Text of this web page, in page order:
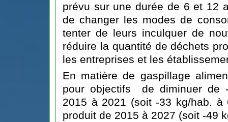
prévu sur une durée de 6 et 12
de changer les modes de
tenter de leurs inculquer de
réduire la quantité de déchets
les entreprises et les
En matière de gaspillage
pour objectifs de diminuer de
2015 à 2021 (soit -33 kg/hab.
produit de 2015 à 2027 (soit -49